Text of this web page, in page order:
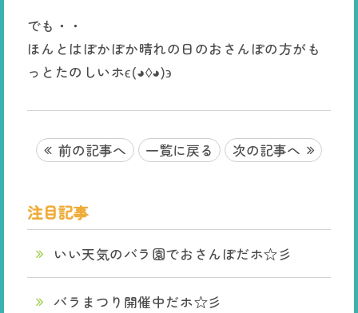
でも・・
ほんとはぽかぽか晴れの日のおさんぽの方がも
っとたのしいホϵ(◕◊◕)϶
前の記事へ 一覧に戻る 次の記事へ
注目記事
いい天気のバラ園でおさんぽだホ☆彡
バラまつり開催中だホ☆彡